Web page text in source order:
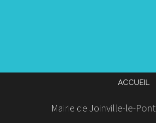
ACCUEIL
Mairie de Joinville-le-Pont